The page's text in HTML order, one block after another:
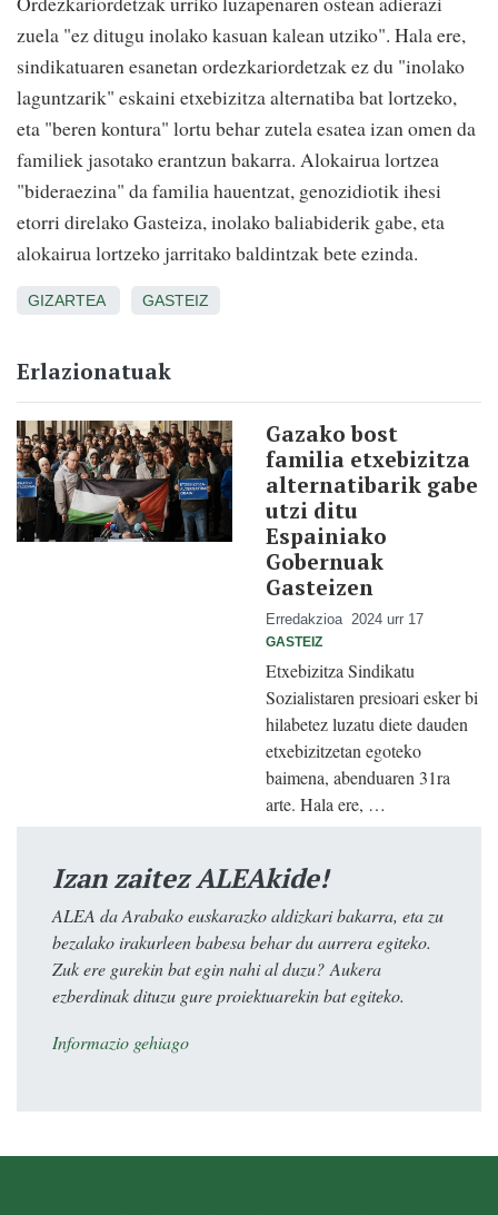
zuela "ez ditugu inolako kasuan kalean utziko". Hala ere,
sindikatuaren esanetan ordezkariordetzak ez du "inolako
laguntzarik" eskaini etxebizitza alternatiba bat lortzeko,
eta "beren kontura" lortu behar zutela esatea izan omen da
familiek jasotako erantzun bakarra. Alokairua lortzea
"bideraezina" da familia hauentzat, genozidiotik ihesi
etorri direlako Gasteiza, inolako baliabiderik gabe, eta
alokairua lortzeko jarritako baldintzak bete ezinda.
GIZARTEA GASTEIZ
Erlazionatuak
Gazako bost
familia etxebizitza
alternatibarik gabe
utzi ditu
Espainiako
Gobernuak
Gasteizen
Erredakzioa 2024 urr 17
GASTEIZ
Etxebizitza Sindikatu
Sozialistaren presioari esker bi
hilabetez luzatu diete dauden
etxebizitzetan egoteko
baimena, abenduaren 31ra
arte. Hala ere, …
Izan zaitez ALEAkide!
ALEA da Arabako euskarazko aldizkari bakarra, eta zu
bezalako irakurleen babesa behar du aurrera egiteko.
Zuk ere gurekin bat egin nahi al duzu? Aukera
ezberdinak dituzu gure proiektuarekin bat egiteko.
Informazio gehiago